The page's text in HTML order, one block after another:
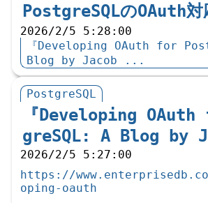
PostgreSQLのOAuth対
2026/2/5 5:28:00
『Developing OAuth for
Blog by Jacob ...
PostgreSQL
『Developing
greSQL: A Blog by
2026/2/5 5:27:00
https://
oping-oauth